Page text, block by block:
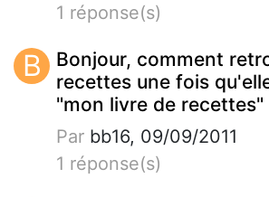
1 réponse(s)
B
Bonjour, comment
recettes une fois
"mon livre de recettes"
Par bb16, 09/09/2011
1 réponse(s)